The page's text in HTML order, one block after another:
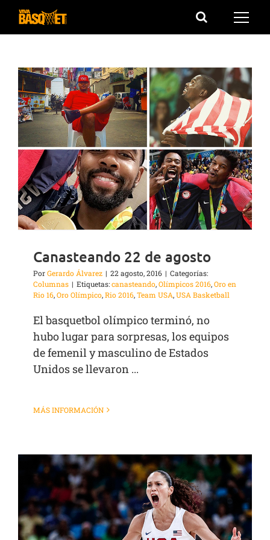
Saltar
Canasteando 22 de agosto
PorGerardo Álvarez | 22 agosto, 2016 | Categorías:
Columnas | Etiquetas:canasteando,Olímpicos 2016,Oro en
Rio 16,Oro Olímpico,Rio 2016,Team USA,USA Basketball
El basquetbol olímpico terminó, no
hubo lugar para sorpresas, los equipos
de femenil y masculino de Estados
Unidos se llevaron ...
MÁS INFORMACIÓN